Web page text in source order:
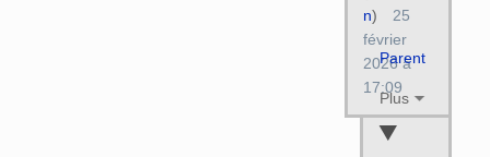
Parent
Plus
n)
25
février
2026 à
17:09